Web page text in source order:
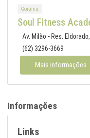
Goiânia
Soul Fitness
Av. Milão - Res.
(62) 3296-3669
Mais informações
Informações
Links